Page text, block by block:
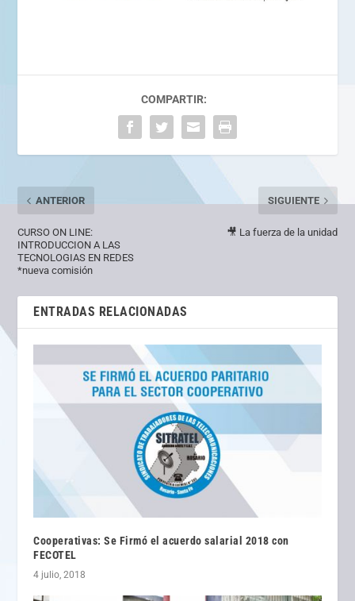
COMPARTIR:
ANTERIOR
CURSO ON LINE:
INTRODUCCION A LAS
TECNOLOGIAS EN REDES
*nueva comisión
SIGUIENTE
🎥 La fuerza de la unidad
ENTRADAS RELACIONADAS
Cooperativas: Se Firmó el acuerdo salarial 2018 con
FECOTEL
4 julio, 2018